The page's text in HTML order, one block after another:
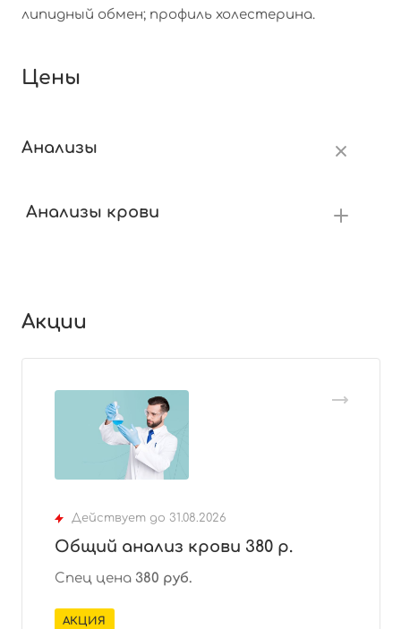
липидный обмен; профиль холестерина.
Цены
Анализы
Анализы крови
Акции
Действует до 31.08.2026
Общий анализ крови 380 р.
Спец цена 380 руб.
АКЦИЯ